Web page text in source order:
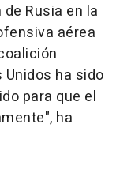
Rusia en la
aérea
ha sido
para que el
ha